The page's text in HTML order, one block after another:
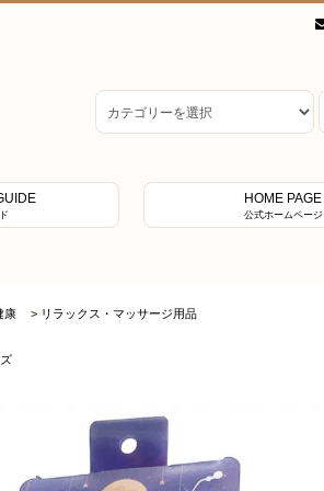
HOME PAGE
公式ホームページ
康 > リラックス・マッサージ用品